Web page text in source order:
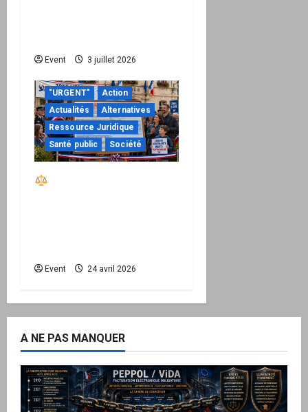
Event 3 juillet 2026
"URGENT"
Action
Actualités
Alternatives
Ressource Juridique
Santé public
Société
Event 24 avril 2026
A NE PAS MANQUER